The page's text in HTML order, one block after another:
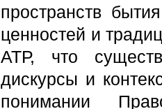
пространств
ценностей и
АТР, что
дискурсы и
понимании